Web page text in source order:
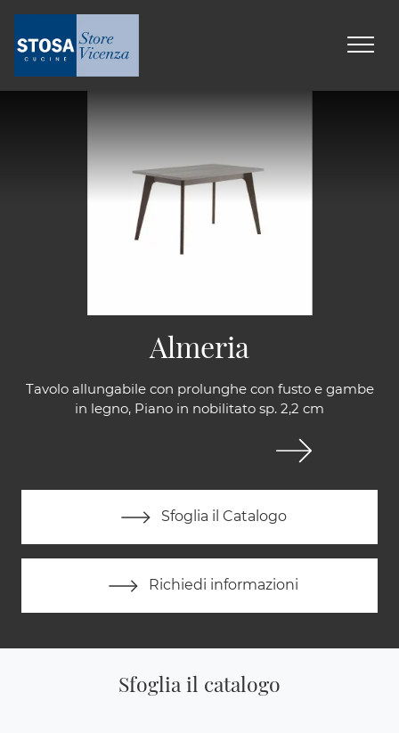
Tavolo allungabile con prolunghe con fusto e gambe
in legno, Piano in nobilitato sp. 2,2 cm
Sfoglia il Catalogo
Richiedi informazioni
Almeria
Sfoglia il catalogo